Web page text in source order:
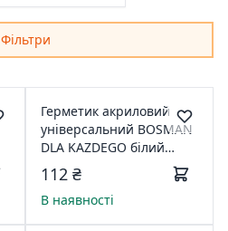
Фільтри
Герметик акриловий
універсальний BOSMAN
DLA KAZDEGO білий
280мл
112 ₴
В наявності